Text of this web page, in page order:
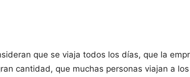
que se viaja todos los días, que la
cantidad, que muchas personas viajan a los